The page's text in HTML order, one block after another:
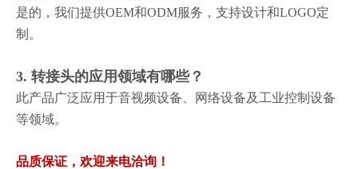
是的，我们提供OEM和ODM服务，支持设计和LOGO定
制。
3. 转接头的应用领域有哪些？
此产品广泛应用于音视频设备、网络设备及工业控制设备
等领域。
品质保证，欢迎来电洽询！